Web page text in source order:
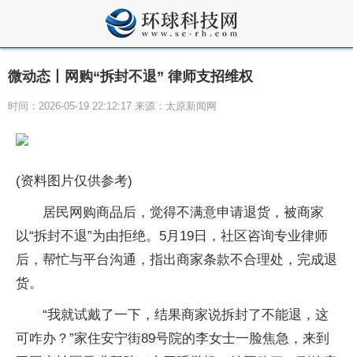
微动态丨网购“拆封不退” 律师支招维权
时间：2026-05-19 22:12:17 来源：太原新闻网
(资料图片仅供参考)
居民网购商品后，觉得不满意申请退货，被商家
以“拆封不退”为由拒绝。5月19日，社区咨询专业律师
后，帮忙与平台沟通，指出商家条款不合理处，完成退
货。
“我就试戴了一下，结果商家说拆封了不能退，这
可咋办？”家住安宁街89号院的李女士一脸焦急，来到